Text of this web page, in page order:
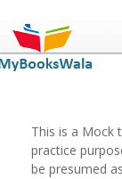
This is a Mock
practice
be presumed